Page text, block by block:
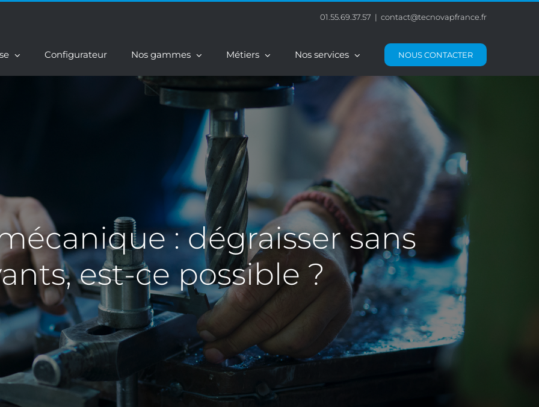
01.55.69.37.57 | contact@tecnovapfrance.fr
Configurateur Nos gammes Métiers Nos services NOUS CONTACTER
: dégraisser sans
est-ce possible ?